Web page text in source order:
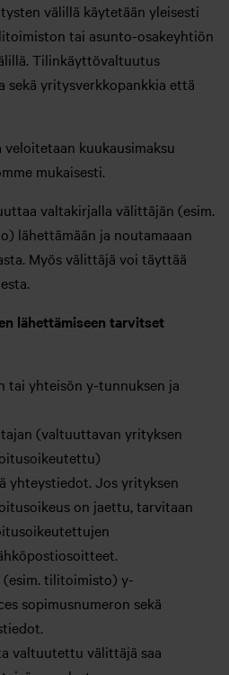
välillä käytetään yleisesti
tai asunto-osakeyhtiön
Tilinkäyttövaltuutus
sekä yritysverkkopankkia että
kuukausimaksu
mukaisesti.
valtakirjalla välittäjän (esim.
lähettämään ja noutamaaan
Myös välittäjä voi täyttää
lähettämiseen tarvitset
tai yhteisön y-tunnuksen ja
(valtuuttavan yrityksen
yhteystiedot. Jos yrityksen
on jaettu, tarvitaan
tilitoimisto) y-
sopimusnumeron sekä
valtuutettu välittäjä saa